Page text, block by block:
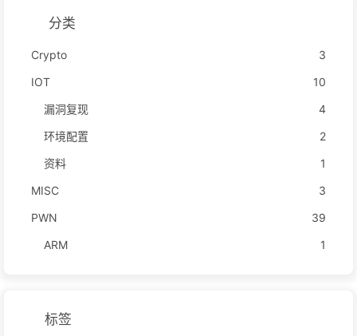
分类
Crypto
3
IOT
10
漏洞复现
4
环境配置
2
资料
1
MISC
3
PWN
39
ARM
1
标签